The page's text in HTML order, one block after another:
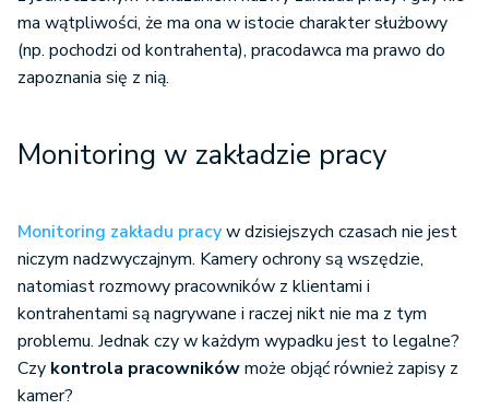
ma wątpliwości, że ma ona w istocie charakter służbowy
(np. pochodzi od kontrahenta), pracodawca ma prawo do
zapoznania się z nią.
Monitoring w zakładzie pracy
Monitoring zakładu pracyw dzisiejszych czasach nie jest
niczym nadzwyczajnym. Kamery ochrony są wszędzie,
natomiast rozmowy pracowników z klientami i
kontrahentami są nagrywane i raczej nikt nie ma z tym
problemu. Jednak czy w każdym wypadku jest to legalne?
Czy kontrola pracownikówmoże objąć również zapisy z
kamer?